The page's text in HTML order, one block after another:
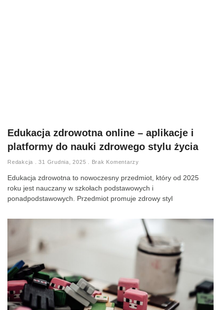
Edukacja zdrowotna online – aplikacje i
platformy do nauki zdrowego stylu życia
Redakcja 31 Grudnia, 2025 Brak Komentarzy
Edukacja zdrowotna to nowoczesny przedmiot, który od 2025
roku jest nauczany w szkołach podstawowych i
ponadpodstawowych. Przedmiot promuje zdrowy styl